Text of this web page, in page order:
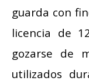
guarda con
licencia de
gozarse de
utilizados